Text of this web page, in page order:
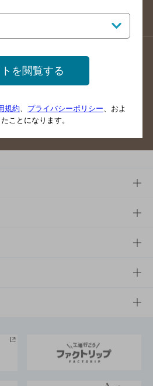
県のバー検索
店舗情報更新方法のご案内
舗様ログイン
ご意見・ご感想
大阪
ステナビリティ経営
を閲覧する
規約 プライバシーポリシー 、およ
ことになります。